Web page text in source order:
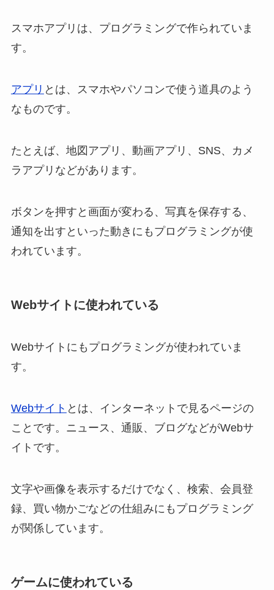
スマホアプリは、プログラミングで作られていま
す。
アプリ とは、スマホやパソコンで使う道具のよう
なものです。
たとえば、地図アプリ、動画アプリ、SNS、カメ
ラアプリなどがあります。
ボタンを押すと画面が変わる、写真を保存する、
通知を出すといった動きにもプログラミングが使
われています。
Webサイトに使われている
Webサイトにもプログラミングが使われていま
す。
Webサイト とは、インターネットで見るページの
ことです。ニュース、通販、ブログなどがWebサ
イトです。
文字や画像を表示するだけでなく、検索、会員登
録、買い物かごなどの仕組みにもプログラミング
が関係しています。
ゲームに使われている